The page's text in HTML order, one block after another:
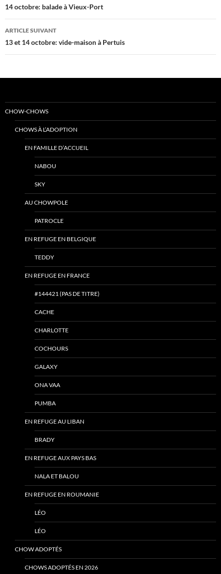
des
articles
14 octobre: balade à Vieux-Port
ARTICLE SUIVANT
13 et 14 octobre: vide-maison à Pertuis
CHOW-CHOWS
CHOWS À L’ADOPTION
EN FAMILLE D’ACCUEIL
NABOU
SKY
AU CHOWPOLE
PATROCLE
EN REFUGE EN BELGIQUE
TEDDY
EN REFUGE EN FRANCE
#144421 (PAS DE TITRE)
CACHE
CHARLOTTE
COCHOURS
GALAXY
ONA VAA
PUMBA
EN REFUGE AU LIBAN
BRADY
EN REFUGE AUX PAYS BAS
NALA ET BALOU
EN REFUGE EN ROUMANIE
LÉO
LÉO
CHOW ADOPTÉS
CHOWS ADOPTÉS EN 2026